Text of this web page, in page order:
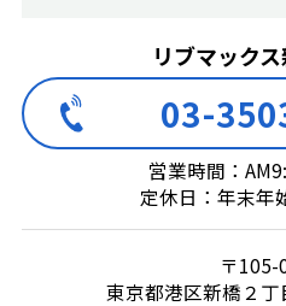
リブマック
03-
営業時間：
定休日：年末年
〒105-
東京都港区新橋２